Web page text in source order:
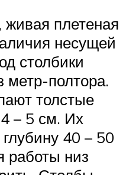
плетеная
несущей
столбики
метр-полтора.
толстые
– 5 см. Их
40 – 50
работы низ